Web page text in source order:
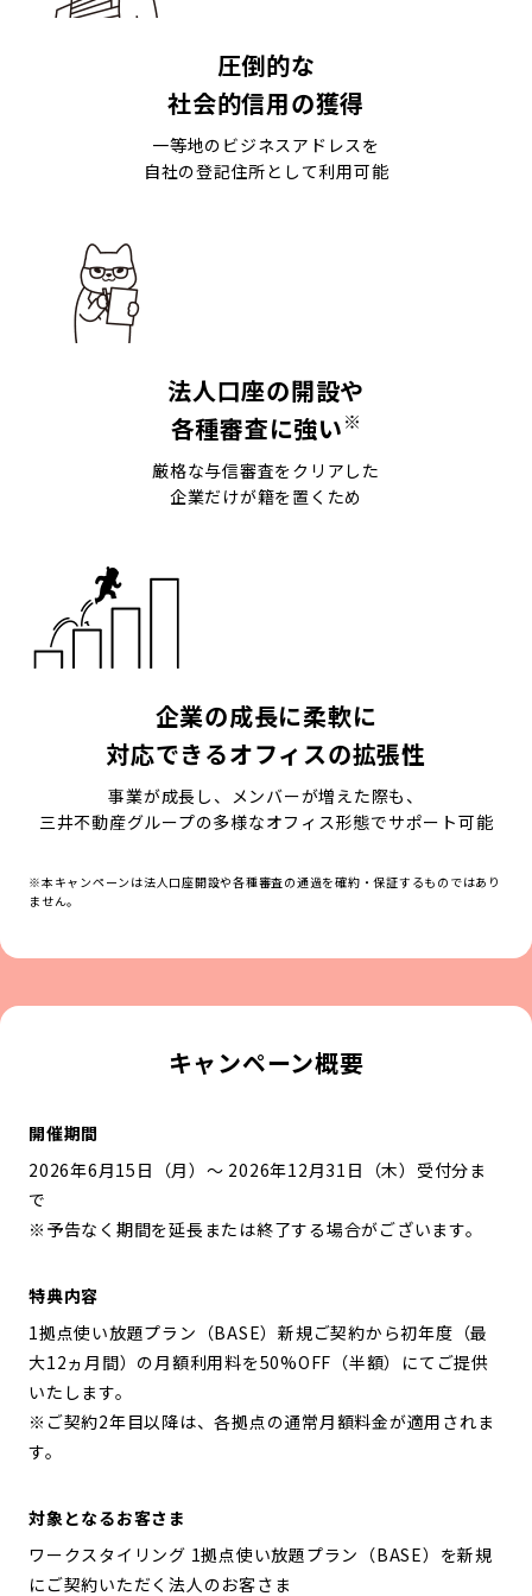
圧倒的な
社会的信用の獲得
一等地のビジネスアドレスを
自社の登記住所として利用可能
法人口座の開設や
各種審査に強い※
厳格な与信審査をクリアした
企業だけが籍を置くため
企業の成長に柔軟に
対応できるオフィスの拡張性
事業が成長し、メンバーが増えた際も、
三井不動産グループの多様なオフィス形態でサポート可能
※本キャンペーンは法人口座開設や各種審査の通過を確約・保証するものではあり
ません。
キャンペーン概要
開催期間
2026年6月15日（月）～ 2026年12月31日（木）受付分ま
で
※予告なく期間を延長または終了する場合がございます。
特典内容
1拠点使い放題プラン（BASE）新規ご契約から初年度（最
大12ヵ月間）の月額利用料を50%OFF（半額）にてご提供
いたします。
※ご契約2年目以降は、各拠点の通常月額料金が適用されま
す。
対象となるお客さま
ワークスタイリング 1拠点使い放題プラン（BASE）を新規
にご契約いただく法人のお客さま